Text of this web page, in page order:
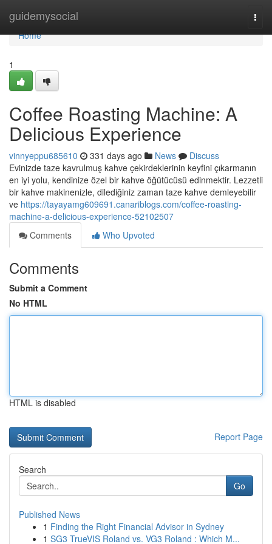
guidemysocial
Home
Home
1
Coffee Roasting Machine: A
Delicious Experience
vinnyeppu685610 331 days ago News
Discuss
Evinizde taze kavrulmuş kahve çekirdeklerinin keyfini çıkarmanın
en iyi yolu, kendinize özel bir kahve öğütücüsü edinmektir. Lezzetli
bir kahve makinenizle, dilediğiniz zaman taze kahve demleyebilir
ve https://tayayamg609691.canariblogs.com/coffee-roasting-
machine-a-delicious-experience-52102507
Comments
Who Upvoted
Comments
Submit a Comment
No HTML
HTML is disabled
Report Page
Search
Go
Published News
1 Finding the Right Financial Advisor in Sydney
1 SG3 TrueVIS Roland vs. VG3 Roland : Which M...